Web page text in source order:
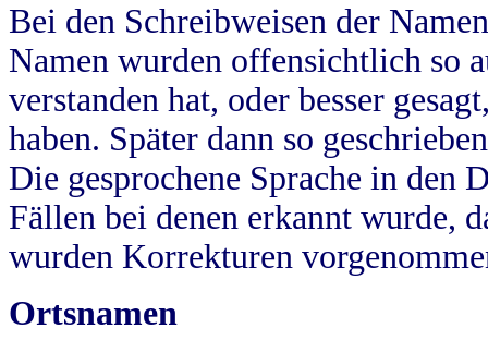
Bei den Schreibweisen der
Namen wurden offensichtlich so
verstanden hat, oder besser
haben. Später dann so
Die gesprochene Sprache in
Fällen bei denen erkannt wurde,
wurden Korrekturen
Ortsnamen